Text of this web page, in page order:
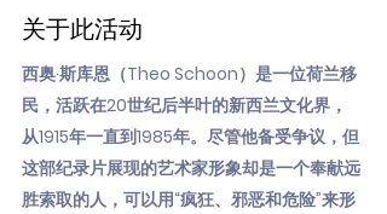
关于此活动
西奥·斯库恩（Theo Schoon）是一位荷兰移
民，活跃在20世纪后半叶的新西兰文化界，
从1915年一直到1985年。尽管他备受争议，但
这部纪录片展现的艺术家形象却是一个奉献远
胜索取的人，可以用“疯狂、邪恶和危险”来形